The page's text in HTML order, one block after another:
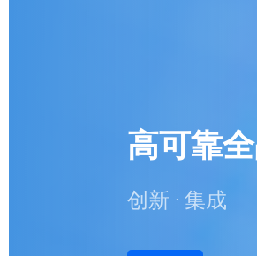
高可靠
创新 · 集成